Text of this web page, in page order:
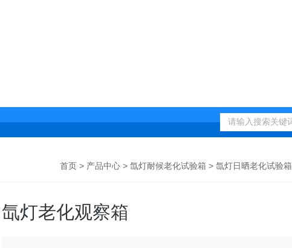
首页 > 产品中心 > 氙灯耐候老化试验箱 > 氙灯日晒老化试验箱
氙灯老化观察箱